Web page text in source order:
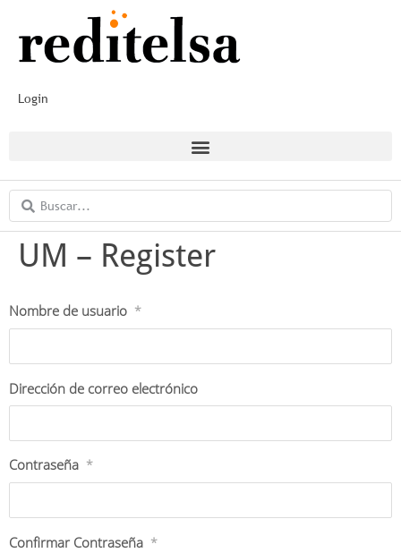
Login
UM – Register
Nombre de usuario *
Dirección de correo electrónico
Contraseña *
Confirmar Contraseña *